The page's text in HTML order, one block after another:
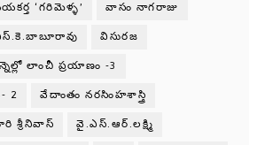
‘గరిమెళ్ళ’ వాసం నాగరాజు
విసురజ
లాంచీ ప్రయాణం -3
2 వేదాంతం నరసింహశాస్త్రి
శ్రీనివాస్ వై.ఎస్.ఆర్.లక్ష్మి